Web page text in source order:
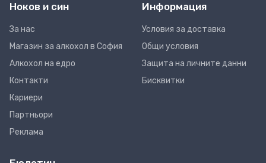
Ноков и син
За нас
Магазин за алкохол в София
Алкохол на едро
Контакти
Кариери
Партньори
Реклама
Информация
Условия за доставка
Общи условия
Защита на личните данни
Бисквитки